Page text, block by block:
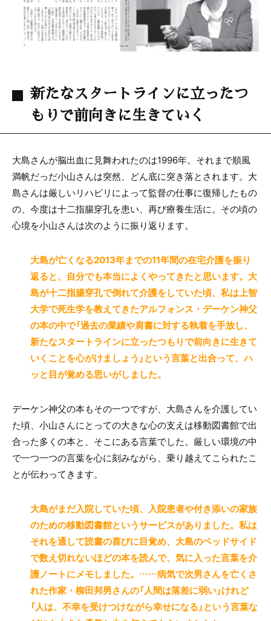
新たなスタートラインに立ったつ
もりで前向きに生きていく
大島さんが脳出血に見舞われたのは1996年。それまで順風
満帆だっだ小山さんは突然、どん底に突き落とされます。大
島さんは厳しいリハビリによって監督の仕事に復帰したもの
の、今度は十二指腸穿孔を患い、再び療養生活に。その頃の
心境を小山さんは次のように振り返ります。
大島が亡くなる2013年までの11年間の在宅介護を振り
返ると、自分でも本当によくやってきたと思います。大
島が十二指腸穿孔で倒れて介護をしていた頃、私は上智
大学で死生学を教えてきたアルフォンス・デーケン神父
の本の中で「過去の業績や肩書に対する執着を手放し、
新たなスタートラインに立ったつもりで前向きに生きて
いくことを心がけましょう」という言葉と出合って、ハ
ッと目が覚める思いがしました。
デーケン神父の本もその一つですが、大島さんを介護してい
た頃、小山さんにとっての大きな心の支えは移動図書館で出
合った多くの本と、そこにある言葉でした。厳しい環境の中
で一つ一つの言葉を心に刻みながら、乗り越えてこられたこ
とが伝わってきます。
大島がまだ入院していた頃、入院患者や付き添いの家族
のための移動図書館というサービスがありました。私は
それを通して読書の喜びに目覚め、大島のベッドサイド
で数え切れないほどの本を読んで、気に入った言葉を介
護ノートにメモしました。……病気で次男さんを亡くさ
れた作家・柳田邦男さんの「人間は落差に弱い」けれど
「人は、不幸を受けつけながら幸せになる」という言葉な